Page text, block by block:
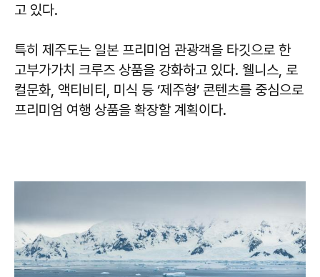
고 있다.
특히 제주도는 일본 프리미엄 관광객을 타깃으로 한
고부가가치 크루즈 상품을 강화하고 있다. 웰니스, 로
컬문화, 액티비티, 미식 등 ‘제주형’ 콘텐츠를 중심으로
프리미엄 여행 상품을 확장할 계획이다.